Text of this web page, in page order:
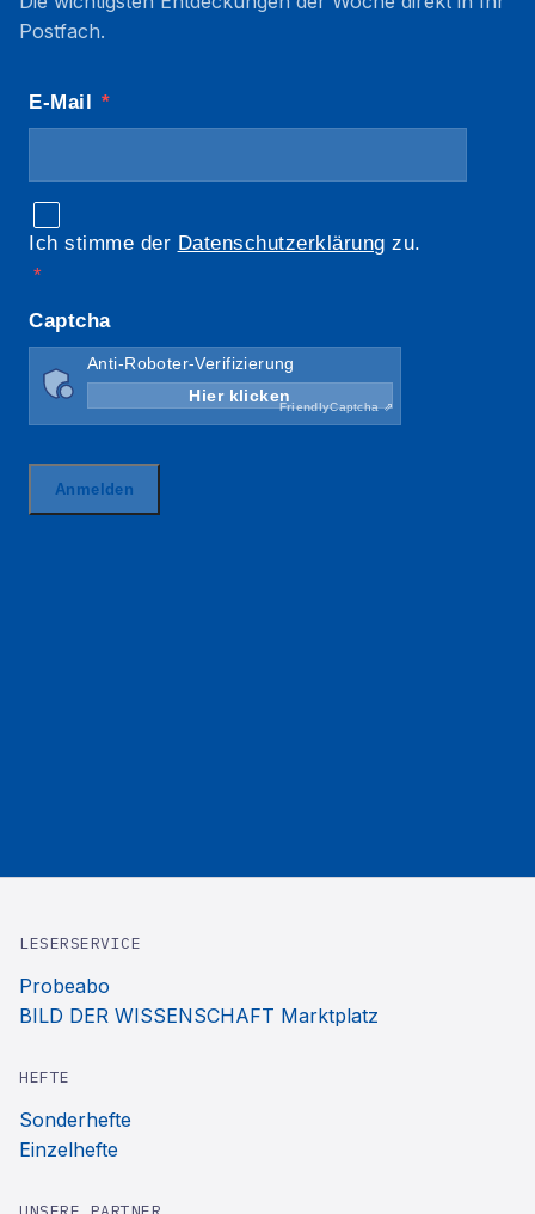
Postfach.
LESERSERVICE
Probeabo
BILD DER WISSENSCHAFT Marktplatz
HEFTE
Sonderhefte
Einzelhefte